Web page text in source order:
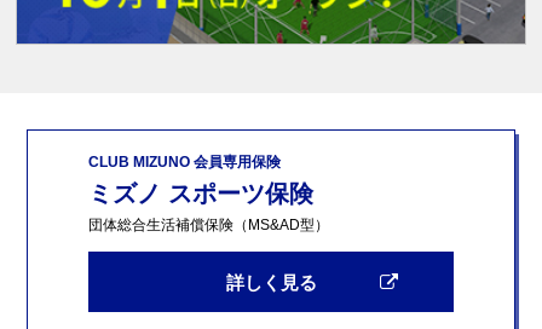
CLUB MIZUNO 会員専用保険
ミズノ スポーツ保険
団体総合生活補償保険（MS&AD型）
詳しく見る